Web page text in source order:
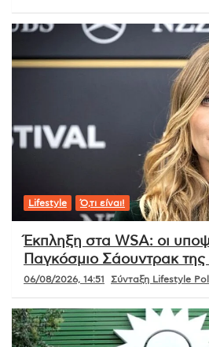
Lifestyle Ό,τι είναι!
Έκπληξη στα WSA: οι
Παγκόσμιο Σάουντρακ της
06/08/2026, 14:51 Σύνταξη Lifestyle